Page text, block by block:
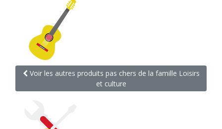
Voir les autres produits pas chers de la famille Loisirs
et culture